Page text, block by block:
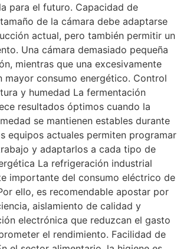
para el futuro. Capacidad de
de la cámara debe adaptarse
actual, pero también permitir un
Una cámara demasiado pequeña
mientras que una excesivamente
mayor consumo energético. Control
y humedad La fermentación
resultados óptimos cuando la
se mantienen estables durante
equipos actuales permiten programar
y adaptarlos a cada tipo de
La refrigeración industrial
importante del consumo eléctrico de
ello, es recomendable apostar por
aislamiento de calidad y
electrónica que reduzcan el gasto
el rendimiento. Facilidad de